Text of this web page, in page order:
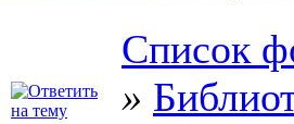
Список
»